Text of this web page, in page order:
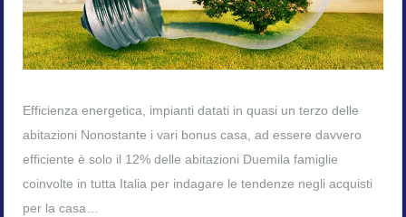
Efficienza energetica, impianti datati in quasi un terzo delle
abitazioni Nonostante i vari bonus casa, ad essere davvero
efficiente è solo il 12% delle abitazioni Duemila famiglie
coinvolte in tutta Italia per indagare le tendenze negli acquisti
per la casa…